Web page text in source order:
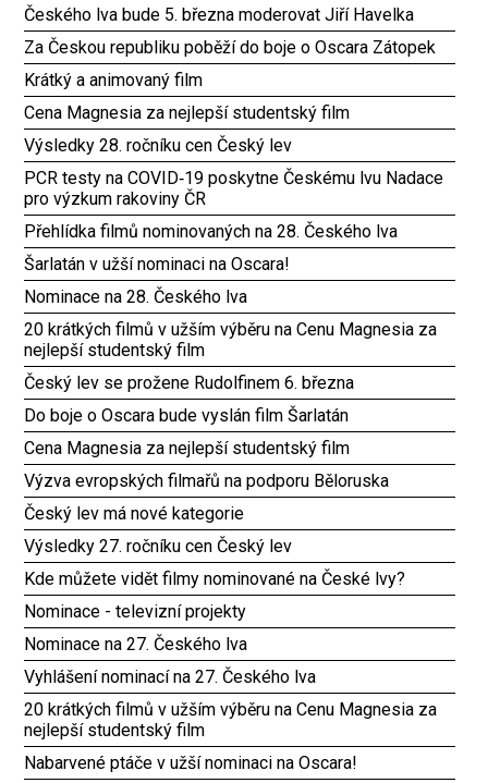
Českého lva bude 5. března moderovat Jiří Havelka
Za Českou republiku poběží do boje o Oscara Zátopek
Krátký a animovaný film
Cena Magnesia za nejlepší studentský film
Výsledky 28. ročníku cen Český lev
PCR testy na COVID‑19 poskytne Českému lvu Nadace
pro výzkum rakoviny ČR
Přehlídka filmů nominovaných na 28. Českého lva
Šarlatán v užší nominaci na Oscara!
Nominace na 28. Českého lva
20 krátkých filmů v užším výběru na Cenu Magnesia za
nejlepší studentský film
Český lev se prožene Rudolfinem 6. března
Do boje o Oscara bude vyslán film Šarlatán
Cena Magnesia za nejlepší studentský film
Výzva evropských filmařů na podporu Běloruska
Český lev má nové kategorie
Výsledky 27. ročníku cen Český lev
Kde můžete vidět filmy nominované na České lvy?
Nominace - televizní projekty
Nominace na 27. Českého lva
Vyhlášení nominací na 27. Českého lva
20 krátkých filmů v užším výběru na Cenu Magnesia za
nejlepší studentský film
Nabarvené ptáče v užší nominaci na Oscara!